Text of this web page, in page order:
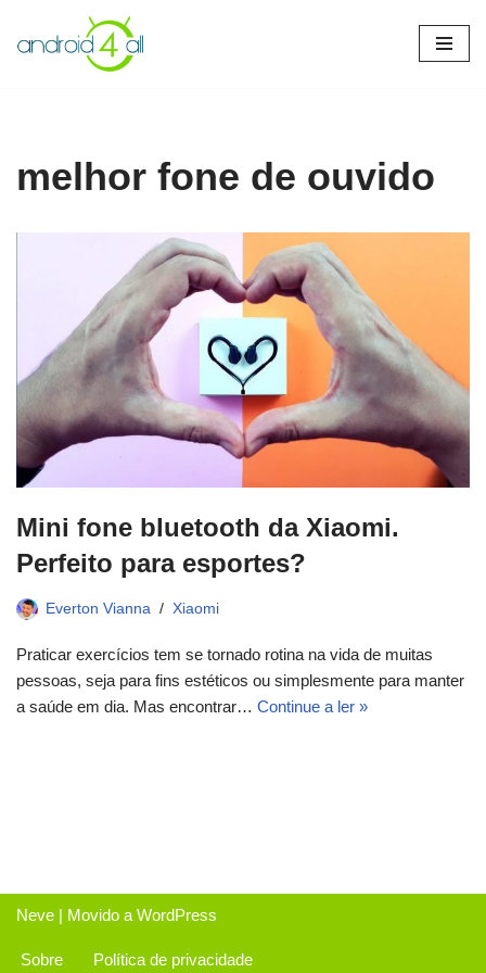
Pular
melhor fone de ouvido
Mini fone bluetooth da Xiaomi.
Perfeito para esportes?
Everton Vianna Xiaomi
Praticar exercícios tem se tornado rotina na vida de muitas
pessoas, seja para fins estéticos ou simplesmente para manter
a saúde em dia. Mas encontrar… Continue a ler »
Neve | Movido a WordPress
Sobre Política de privacidade